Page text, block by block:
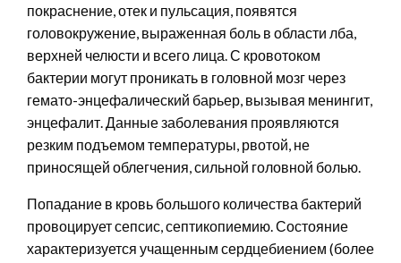
покраснение, отек и пульсация, появятся
головокружение, выраженная боль в области лба,
верхней челюсти и всего лица. С кровотоком
бактерии могут проникать в головной мозг через
гемато-энцефалический барьер, вызывая менингит,
энцефалит. Данные заболевания проявляются
резким подъемом температуры, рвотой, не
приносящей облегчения, сильной головной болью.
Попадание в кровь большого количества бактерий
провоцирует сепсис, септикопиемию. Состояние
характеризуется учащенным сердцебиением (более